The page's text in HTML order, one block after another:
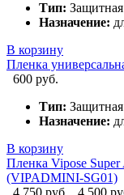
Тип:
Назначение:
В корзину
Пленка
600 руб.
Тип:
Назначение:
В корзину
Пленка Vipose
(VIPADMINI-SG01)